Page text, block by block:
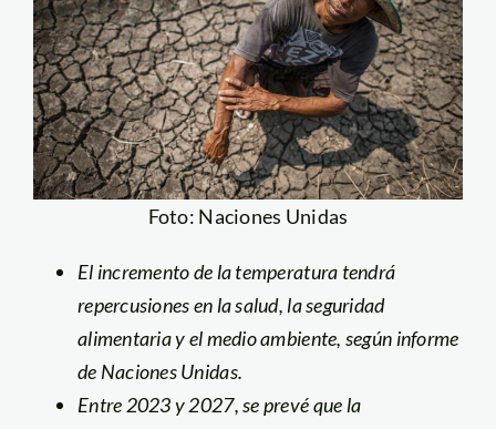
Foto: Naciones Unidas
El incremento de la temperatura tendrá
repercusiones en la salud, la seguridad
alimentaria y el medio ambiente, según informe
de Naciones Unidas.
Entre 2023 y 2027, se prevé que la